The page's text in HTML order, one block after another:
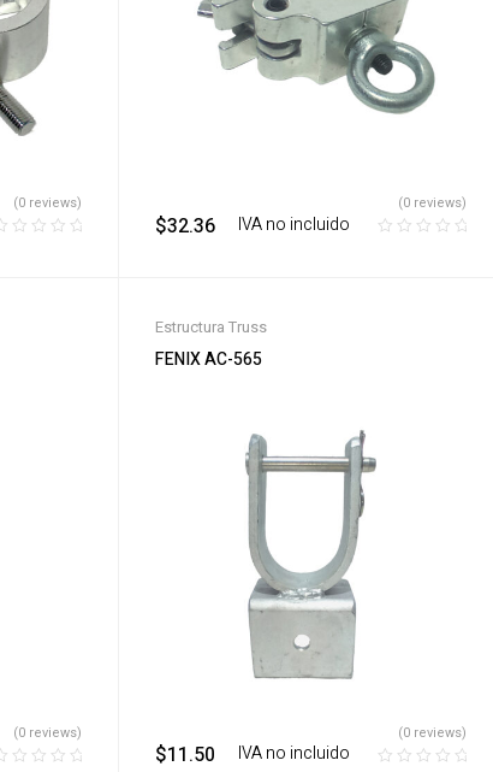
(0 reviews)
$32.36 ‎ ‎ ‎ IVA no incluido
(0 reviews)
(0 reviews)
Estructura Truss
FENIX AC-565
$11.50 ‎ ‎ ‎ IVA no incluido
(0 reviews)